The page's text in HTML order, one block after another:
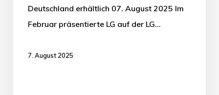
Deutschland erhältlich 07. August 2025 Im
Februar präsentierte LG auf der LG…
7. August 2025